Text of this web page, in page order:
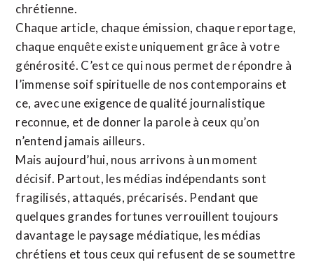
chrétienne.
Chaque article, chaque émission, chaque reportage,
chaque enquête existe uniquement grâce à votre
générosité. C’est ce qui nous permet de répondre à
l’immense soif spirituelle de nos contemporains et
ce, avec une exigence de qualité journalistique
reconnue, et de donner la parole à ceux qu’on
n’entend jamais ailleurs.
Mais aujourd’hui, nous arrivons à un moment
décisif. Partout, les médias indépendants sont
fragilisés, attaqués, précarisés. Pendant que
quelques grandes fortunes verrouillent toujours
davantage le paysage médiatique, les médias
chrétiens et tous ceux qui refusent de se soumettre